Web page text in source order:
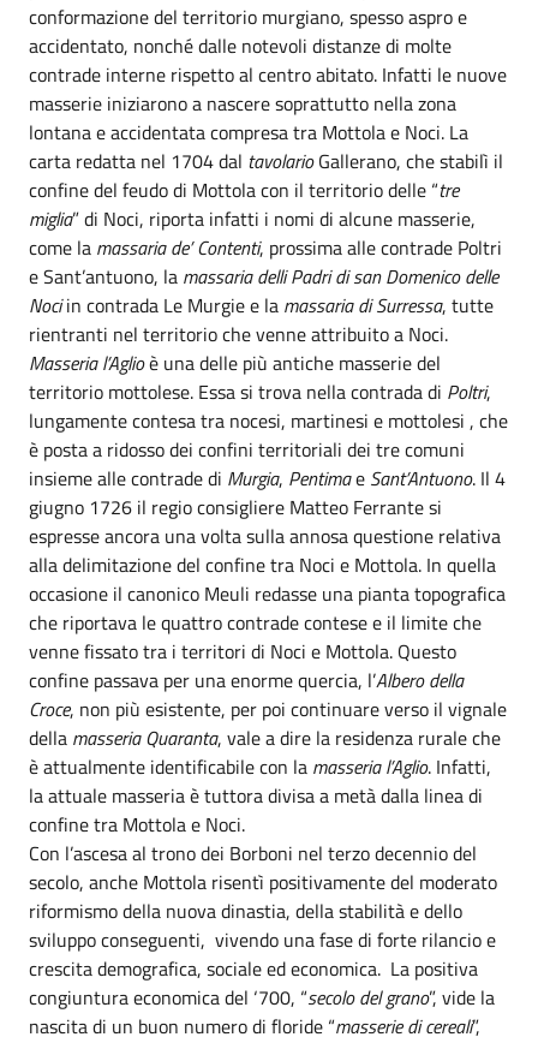
conformazione del territorio murgiano, spesso aspro e
accidentato, nonché dalle notevoli distanze di molte
contrade interne rispetto al centro abitato. Infatti le nuove
masserie iniziarono a nascere soprattutto nella zona
lontana e accidentata compresa tra Mottola e Noci. La
carta redatta nel 1704 dal tavolarioGallerano, che stabilì il
confine del feudo di Mottola con il territorio delle “tre
miglia” di Noci, riporta infatti i nomi di alcune masserie,
come la massaria de’ Contenti, prossima alle contrade Poltri
e Sant’antuono, la massaria delli Padri di san Domenico delle
Nociin contrada Le Murgie e la massaria di Surressa, tutte
rientranti nel territorio che venne attribuito a Noci.
Masseria l’Aglioè una delle più antiche masserie del
territorio mottolese. Essa si trova nella contrada di Poltri,
lungamente contesa tra nocesi, martinesi e mottolesi , che
è posta a ridosso dei confini territoriali dei tre comuni
insieme alle contrade di Murgia, Pentimae Sant’Antuono. Il 4
giugno 1726 il regio consigliere Matteo Ferrante si
espresse ancora una volta sulla annosa questione relativa
alla delimitazione del confine tra Noci e Mottola. In quella
occasione il canonico Meuli redasse una pianta topografica
che riportava le quattro contrade contese e il limite che
venne fissato tra i territori di Noci e Mottola. Questo
confine passava per una enorme quercia, l’Albero della
Croce, non più esistente, per poi continuare verso il vignale
della masseria Quaranta, vale a dire la residenza rurale che
è attualmente identificabile con la masseria l’Aglio. Infatti,
la attuale masseria è tuttora divisa a metà dalla linea di
confine tra Mottola e Noci.
Con l’ascesa al trono dei Borboni nel terzo decennio del
secolo, anche Mottola risentì positivamente del moderato
riformismo della nuova dinastia, della stabilità e dello
sviluppo conseguenti, vivendo una fase di forte rilancio e
crescita demografica, sociale ed economica. La positiva
congiuntura economica del ‘700, “secolo del grano”, vide la
nascita di un buon numero di floride “masserie di cereali”,